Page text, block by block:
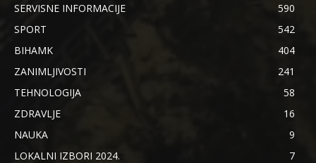
SERVISNE INFORMACIJE
590
SPORT
542
BIHAMK
404
ZANIMLJIVOSTI
241
TEHNOLOGIJA
58
ZDRAVLJE
16
NAUKA
9
LOKALNI IZBORI 2024.
7